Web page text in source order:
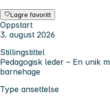
Lagre favoritt
Oppstart
3. august 2026
Stillingstittel
Pedagogisk leder – En unik
barnehage
Type ansettelse